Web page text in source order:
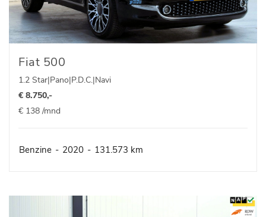
Fiat 500
1.2 Star|Pano|P.D.C.|Navi
€ 8.750,-
€ 138 /mnd
Benzine - 2020 - 131.573 km